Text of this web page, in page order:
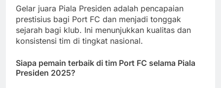
Gelar juara Piala Presiden adalah pencapaian
prestisius bagi Port FC dan menjadi tonggak
sejarah bagi klub. Ini menunjukkan kualitas dan
konsistensi tim di tingkat nasional.
Siapa pemain terbaik di tim Port FC selama Piala
Presiden 2025?